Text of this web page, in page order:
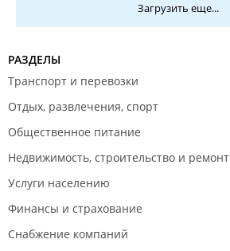
Загрузить еще...
РАЗДЕЛЫ
Транспорт и перевозки
Отдых, развлечения, спорт
Общественное питание
Недвижимость, строительство и ремонт
Услуги населению
Финансы и страхование
Снабжение компаний